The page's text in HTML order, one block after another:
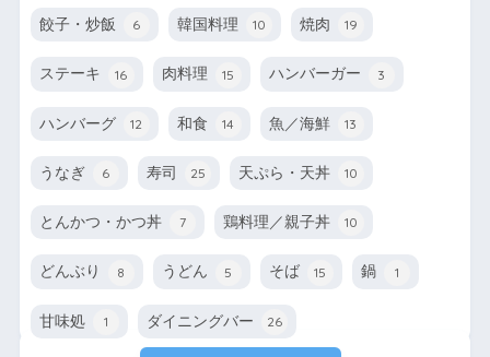
餃子・炒飯 6 韓国料理 10 焼肉 19
ステーキ 16 肉料理 15 ハンバーガー 3
ハンバーグ 12 和食 14 魚／海鮮 13
うなぎ 6 寿司 25 天ぷら・天丼 10
とんかつ・かつ丼 7 鶏料理／親子丼 10
どんぶり 8 うどん 5 そば 15 鍋 1
甘味処 1 ダイニングバー 26